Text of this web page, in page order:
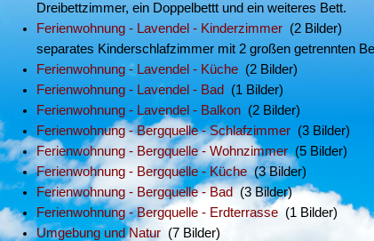
Dreibettzimmer, ein Doppelbettt und ein weiteres Bett.
Ferienwohnung - Lavendel - Kinderzimmer (2 Bilder)
separates Kinderschlafzimmer mit 2 großen getrennten
Ferienwohnung - Lavendel - Küche (2 Bilder)
Ferienwohnung - Lavendel - Bad
(1 Bilder)
Ferienwohnung - Lavendel - Balkon (2 Bilder)
Ferienwohnung - Bergquelle - Schlafzimmer (3 Bilder)
Ferienwohnung - Bergquelle - Wohnzimmer(5 Bilder)
Ferienwohnung - Bergquelle - Küche(3 Bilder)
Ferienwohnung - Bergquelle - Bad(3 Bilder)
Ferienwohnung - Bergquelle - Erdterrasse (1 Bilder)
Umgebung und Natur (7 Bilder)